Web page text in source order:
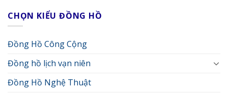
CHỌN KIỂU ĐỒNG HỒ
Đồng Hồ Công Cộng
Đồng hồ lịch vạn niên
Đồng Hồ Nghệ Thuật